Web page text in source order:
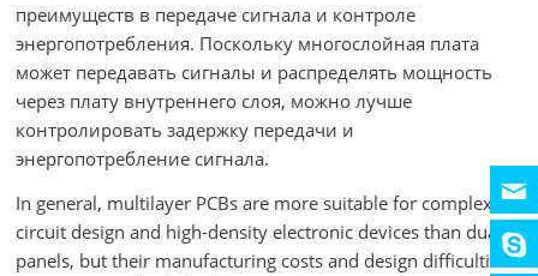
преимуществ в передаче сигнала и контроле
энергопотребления. Поскольку многослойная плата
может передавать сигналы и распределять мощность
через плату внутреннего слоя, можно лучше
контролировать задержку передачи и
энергопотребление сигнала.
In general, multilayer PCBs are more suitable for complex
circuit design and high-density electronic devices than dual
panels, but their manufacturing costs and design difficulties